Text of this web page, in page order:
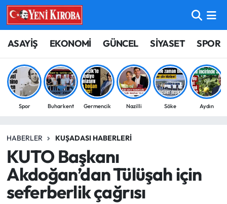
ASAYİŞ EKONOMİ GÜNCEL SİYASET SPOR
Spor Buharkent Germencik Nazilli Söke Aydın
HABERLER KUŞADASI HABERLERI
KUTO Başkanı
Akdoğan’dan Tülüşah için
seferberlik çağrısı
ASAYİŞ
BİLİM-TEKNOLOJİ
ÇEVRE
EĞİTİM
EKONOMİ
GÜNCEL
Aydın Nöbetçi Eczaneler
Aydın Hava Durumu
Aydin Namaz Vakitleri
Süper Lig Puan Durumu ve Fikstür
Tüm Manşetler
Son Dakika Haberleri